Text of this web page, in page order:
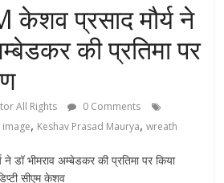
केशव प्रसाद मौर्य ने
की प्रतिमा पर
All Rights
0 Comments
image, Keshav Prasad Maurya,wreath
ने डॉ भीमराव अम्बेडकर की प्रतिमा पर किया
सीएम केशव